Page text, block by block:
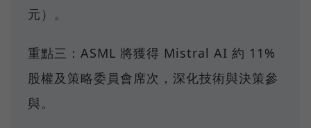
元）。
重點三：ASML 將獲得 Mistral AI 約 11%
股權及策略委員會席次，深化技術與決策參
與。